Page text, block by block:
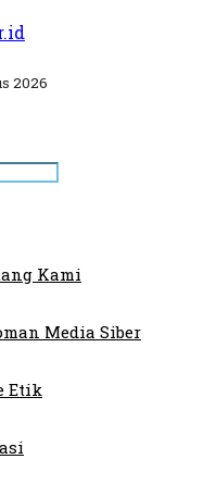
2026
Kami
Media Siber
Etik